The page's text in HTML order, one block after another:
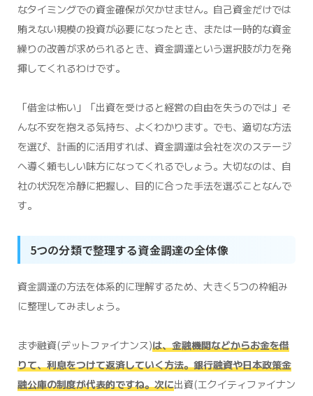
なタイミングでの資金確保が欠かせません。自己資金だけでは
賄えない規模の投資が必要になったとき、または一時的な資金
繰りの改善が求められるとき、資金調達という選択肢が力を発
揮してくれるわけです。
「借金は怖い」「出資を受けると経営の自由を失うのでは」そ
んな不安を抱える気持ち、よくわかります。でも、適切な方法
を選び、計画的に活用すれば、資金調達は会社を次のステージ
へ導く頼もしい味方になってくれるでしょう。大切なのは、自
社の状況を冷静に把握し、目的に合った手法を選ぶことなんで
す。
5つの分類で整理する資金調達の全体像
資金調達の方法を体系的に理解するため、大きく5つの枠組み
に整理してみましょう。
まず融資(デットファイナンス)は、金融機関などからお金を借
りて、利息をつけて返済していく方法。銀行融資や日本政策金
融公庫の制度が代表的ですね。次に出資(エクイティファイナン